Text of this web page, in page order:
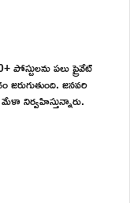
పలు ప్రైవేట్
జనవరి
నిర్వహిస్తున్నారు.